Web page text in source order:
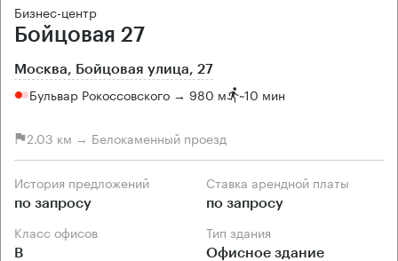
Бизнес-центр
Бойцовая 27
Москва, Бойцовая улица, 27
Бульвар Рокоссовского → 980 м ~10 мин
2.03 км → Белокаменный проезд
История предложений
по запросу
Ставка арендной платы
по запросу
Класс офисов
B
Тип здания
Офисное здание